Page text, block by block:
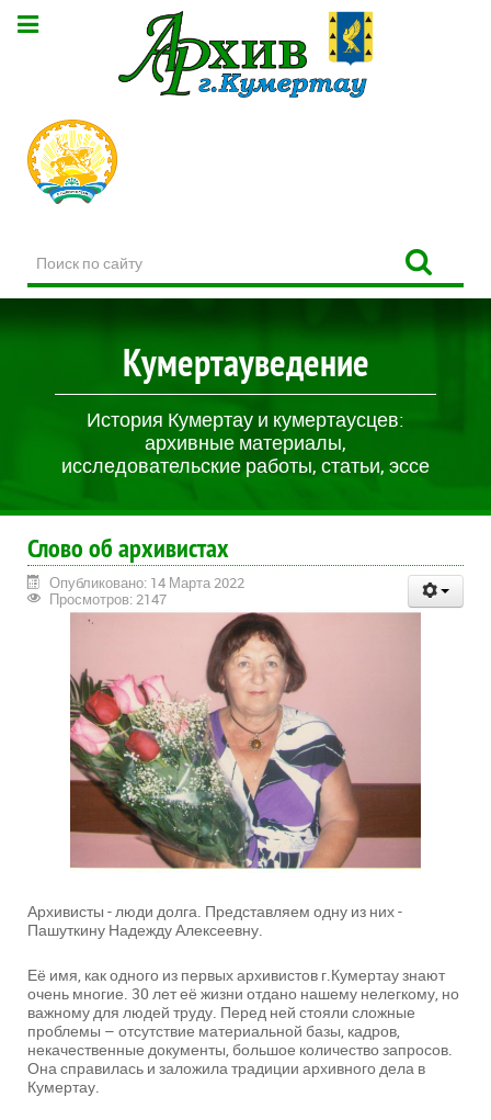
по
сайту
Кумертауведение
История Кумертау и кумертаусцев:
архивные материалы,
исследовательские работы, статьи, эссе
Слово об архивистах
Опубликовано: 14 Марта 2022
Просмотров: 2147
Архивисты - люди долга. Представляем одну из них -
Пашуткину Надежду Алексеевну.
Её имя, как одного из первых архивистов г.Кумертау знают
очень многие. 30 лет её жизни отдано нашему нелегкому, но
важному для людей труду. Перед ней стояли сложные
проблемы – отсутствие материальной базы, кадров,
некачественные документы, большое количество запросов.
Она справилась и заложила традиции архивного дела в
Кумертау.